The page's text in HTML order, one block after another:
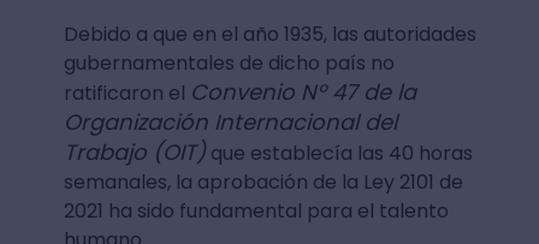
Debido a que en el año 1935, las autoridades
gubernamentales de dicho país no
ratificaron el Convenio Nº 47 de la
Organización Internacional del
Trabajo (OIT)que establecía las 40 horas
semanales, la aprobación de la Ley 2101 de
2021 ha sido fundamental para el talento